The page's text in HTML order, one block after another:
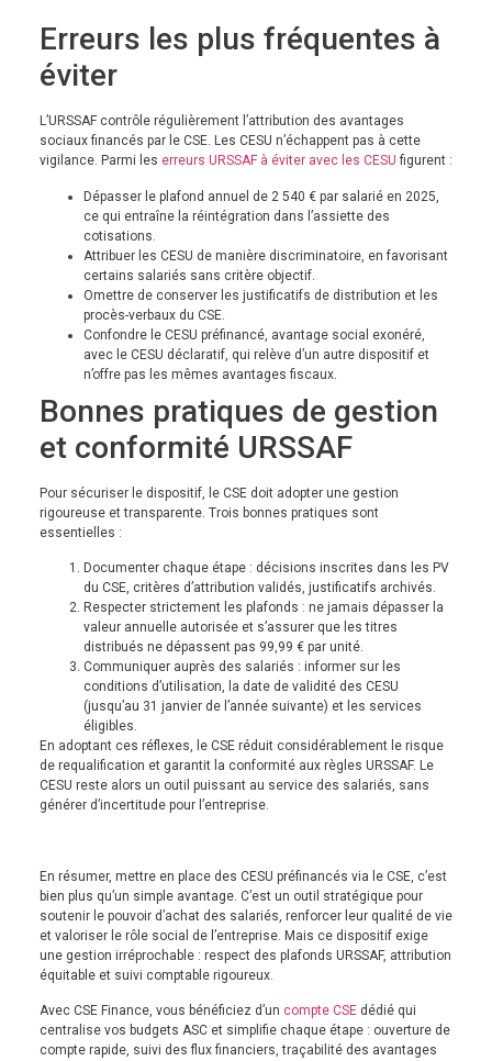
Erreurs les plus fréquentes à
éviter
L’URSSAF contrôle régulièrement l’attribution des avantages
sociaux financés par le CSE. Les CESU n’échappent pas à cette
vigilance. Parmi les erreurs URSSAF à éviter avec les CESU figurent :
Dépasser le plafond annuel de 2 540 € par salarié en 2025,
ce qui entraîne la réintégration dans l’assiette des
cotisations.
Attribuer les CESU de manière discriminatoire, en favorisant
certains salariés sans critère objectif.
Omettre de conserver les justificatifs de distribution et les
procès-verbaux du CSE.
Confondre le CESU préfinancé, avantage social exonéré,
avec le CESU déclaratif, qui relève d’un autre dispositif et
n’offre pas les mêmes avantages fiscaux.
Bonnes pratiques de gestion
et conformité URSSAF
Pour sécuriser le dispositif, le CSE doit adopter une gestion
rigoureuse et transparente. Trois bonnes pratiques sont
essentielles :
Documenter chaque étape : décisions inscrites dans les PV
du CSE, critères d’attribution validés, justificatifs archivés.
Respecter strictement les plafonds : ne jamais dépasser la
valeur annuelle autorisée et s’assurer que les titres
distribués ne dépassent pas 99,99 € par unité.
Communiquer auprès des salariés : informer sur les
conditions d’utilisation, la date de validité des CESU
(jusqu’au 31 janvier de l’année suivante) et les services
éligibles.
En adoptant ces réflexes, le CSE réduit considérablement le risque
de requalification et garantit la conformité aux règles URSSAF. Le
CESU reste alors un outil puissant au service des salariés, sans
générer d’incertitude pour l’entreprise.
En résumer, mettre en place des CESU préfinancés via le CSE, c’est
bien plus qu’un simple avantage. C’est un outil stratégique pour
soutenir le pouvoir d’achat des salariés, renforcer leur qualité de vie
et valoriser le rôle social de l’entreprise. Mais ce dispositif exige
une gestion irréprochable : respect des plafonds URSSAF, attribution
équitable et suivi comptable rigoureux.
Avec CSE Finance, vous bénéficiez d’un compte CSE dédié qui
centralise vos budgets ASC et simplifie chaque étape : ouverture de
compte rapide, suivi des flux financiers, traçabilité des avantages